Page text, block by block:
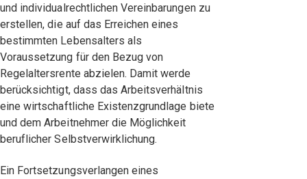
und individualrechtlichen Vereinbarungen zu
erstellen, die auf das Erreichen eines
bestimmten Lebensalters als
Voraussetzung für den Bezug von
Regelaltersrente abzielen. Damit werde
berücksichtigt, dass das Arbeitsverhältnis
eine wirtschaftliche Existenzgrundlage biete
und dem Arbeitnehmer die Möglichkeit
beruflicher Selbstverwirklichung.
Ein Fortsetzungsverlangen eines